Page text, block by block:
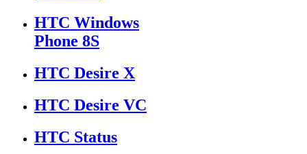
HTC Windows
Phone 8S
HTC Desire X
HTC Desire VC
HTC Status